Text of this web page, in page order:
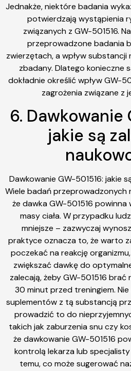
Jednakże, niektóre badania
potwierdzają wystąpienia
związanych z GW-501516.
przeprowadzone badania
zwierzętach, a wpływ substancji
zbadany. Dlatego konieczne
dokładnie określić wpływ GW-
zagrożenia związane z
6. Dawkowanie
jakie są
Dawkowanie GW-501516: jakie
Wiele badań przeprowadzonych
że dawka GW-501516 powinna
masy ciała. W przypadku
mniejsze – zazwyczaj
praktyce oznacza to, że warto
poczekać na reakcję
zwiększać dawkę do
zalecają, żeby GW-501516 brać
30 minut przed treningiem.
suplementów z tą substancją
prowadzić to do
takich jak zaburzenia snu czy
że dawkowanie GW-501516
kontrolą lekarza lub
temu, co może sugerować